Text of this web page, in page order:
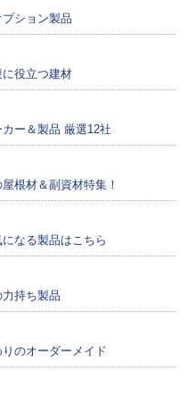
ション製品
役立つ建材
カー＆製品 厳選12社
根材＆副資材特集！
なる製品はこちら
持ち製品
のオーダーメイド